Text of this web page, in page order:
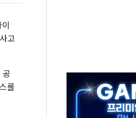
밑거름…수도권 집중 완화 전환점"
회의' 주재… "전폭적 공급 확대·속도전 총력"
부과…美 태양광주 급등
태양광 착공…여의도 1.6배 규모
고
를